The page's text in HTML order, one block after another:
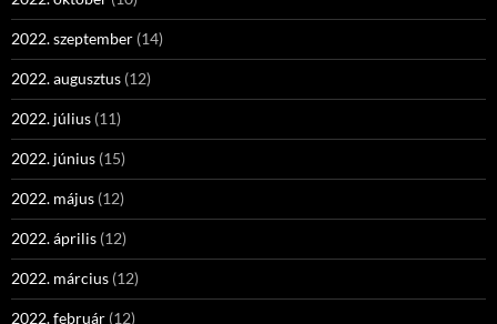
2022. szeptember (14)
2022. augusztus (12)
2022. július (11)
2022. június (15)
2022. május (12)
2022. április (12)
2022. március (12)
2022. február (12)